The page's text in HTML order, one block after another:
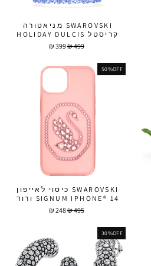
SWAROVSKI מניאטורה
קריסטל HOLIDAY DULCIS
מחיר
499 ₪
מחיר
399 ₪
50%OFF
SWAROVSKI כיסוי לאייפון
SIGNUM IPHONE® 14 ורוד
מחיר
495 ₪
מחיר
248 ₪
30%OFF